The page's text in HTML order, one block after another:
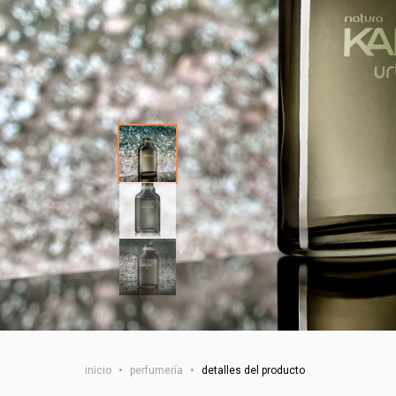
inicio • perfumería • detalles del producto